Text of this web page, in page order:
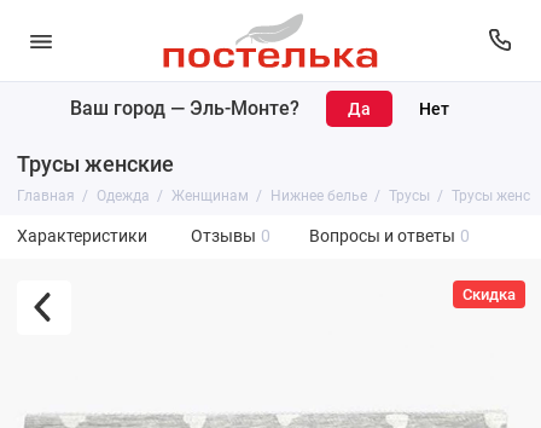
Ваш город — Эль-Монте?
Трусы женские
Главная Одежда Женщинам Нижнее белье Трусы Трусы
Характеристики Отзывы 0 Вопросы и ответы 0
Скидка